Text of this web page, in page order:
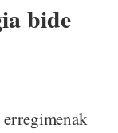
bide